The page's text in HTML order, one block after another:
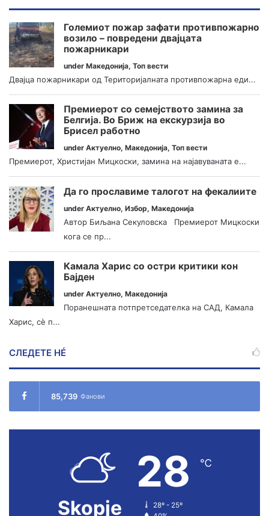
Големиот пожар зафати противпожарно
возило – повредени двајцата
пожарникари
under Македонија, Топ вести
Двајца пожарникари од Територијалната противпожарна еди...
Премиерот со семејството замина за
Белгија. Во Бриж на екскурзија во
Брисел работно
under Актуелно, Македонија, Топ вести
Премиерот, Христијан Мицкоски, замина на најавуваната е...
Да го прославиме талогот на фекалиите
under Актуелно, Избор, Македонија
Автор Биљана Секуловска Премиерот Мицкоски
кога се пр...
Камала Харис со остри критики кон
Бајден
under Актуелно, Македонија
Поранешната потпретседателка на САД, Камала
Харис, сè п...
СЛЕДЕТЕ НÉ
85,739 Фанови
Skopje
28 ℃
28º - 25º